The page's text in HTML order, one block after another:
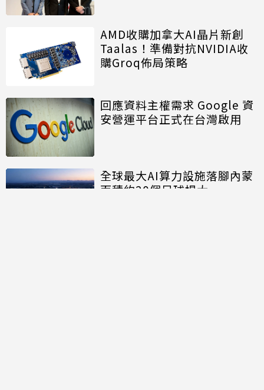
AMD收購加拿大AI晶片新創
Taalas！準備對抗NVIDIA收
購Groq佈局策略
回應資料主權需求 Google 資
安營運平台正式在台灣啟用
全球最大AI算力設施落腳內蒙
面積約20個足球場大